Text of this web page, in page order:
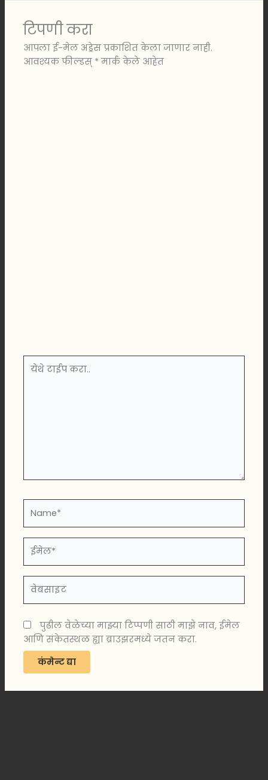
टिपणी करा
आपला ई-मेल अड्रेस प्रकाशित केला जाणार नाही.
आवश्यक फील्डस् * मार्क केले आहेत
येथे
टाईप
ईमेल*
वेबसाइट
पुढील वेळेच्या माझ्या टिप्पणी साठी माझे नाव, ईमेल
आणि संकेतस्थळ ह्या ब्राउझरमध्ये जतन करा.